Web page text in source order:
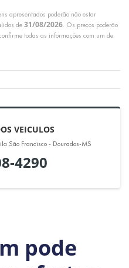
apresentados poderão não estar
de31/08/2026. Os preços poderão
todas as informações com um de
VEICULOS
São Francisco - Dourados-MS
4290
pode